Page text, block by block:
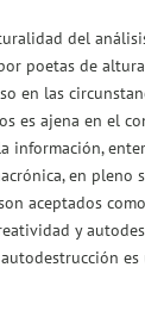
del
poetas de
en las
es ajena en el
en
aceptados
y